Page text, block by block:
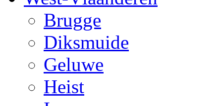
Brugge
Diksmuide
Geluwe
Heist